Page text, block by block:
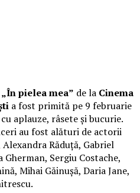
„În pielea mea” de la Cinema
a fost primită pe 9 februarie
aplauze, râsete și bucurie.
au fost alături de actorii
Răduță, Gabriel
Sergiu Costache,
Mihai Găinușă, Daria Jane,